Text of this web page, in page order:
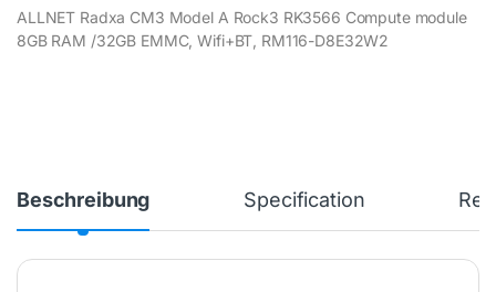
ALLNET Radxa CM3 Model A Rock3 RK3566 Compute module
8GB RAM /32GB EMMC, Wifi+BT, RM116-D8E32W2
Beschreibung Specification